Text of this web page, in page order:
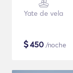
Yate de vela
$450 /noche